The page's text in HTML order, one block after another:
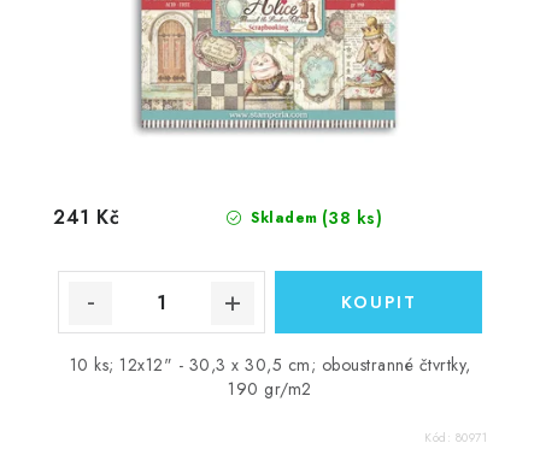
Skladem (38 ks)
241 Kč
10 ks; 12x12" - 30,3 x 30,5 cm; oboustranné čtvrtky,
190 gr/m2
Kód: 80971